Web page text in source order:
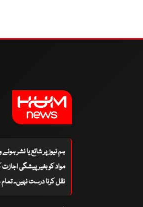
ہم نیوز پر شائع یا نشر
مواد کو بغیر پیشگی
نقل کرنا درست نہیں۔ تمام